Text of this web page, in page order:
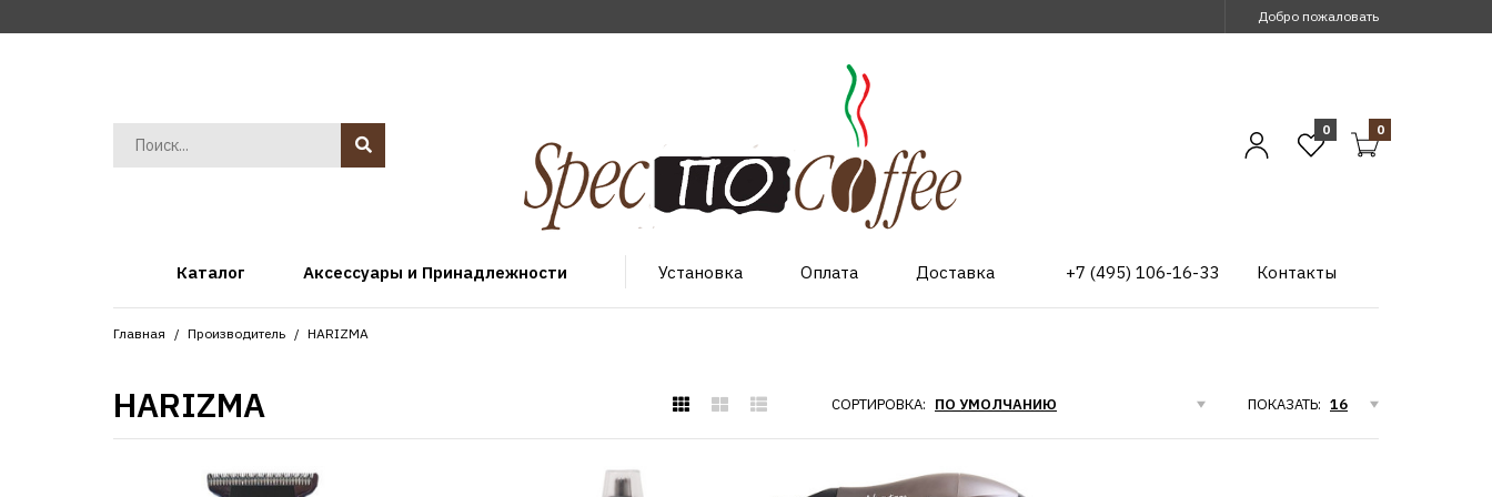
Добро пожаловать
0 0
Каталог Аксессуары и Принадлежности Установка Оплата Доставка +7 (495) 106-16-33 Контакты
Главная Производитель HARIZMA
HARIZMA СОРТИРОВКА: ПОКАЗАТЬ: